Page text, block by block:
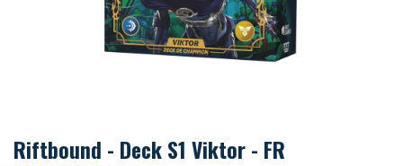
Riftbound - Deck S1 Viktor - FR